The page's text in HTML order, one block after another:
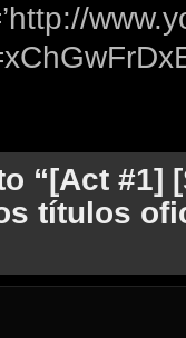
“[Act #1]
títulos